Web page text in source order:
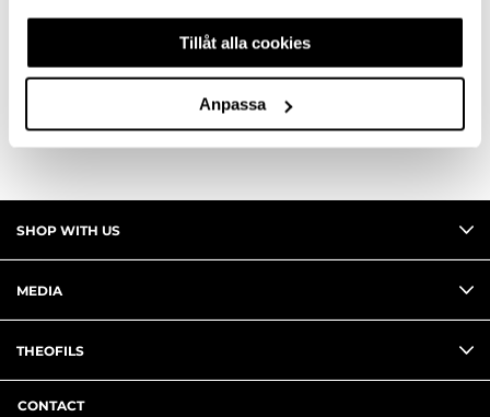
Tillåt alla cookies
Anpassa
REVIEWS
SHOP WITH US
MEDIA
THEOFILS
CONTACT